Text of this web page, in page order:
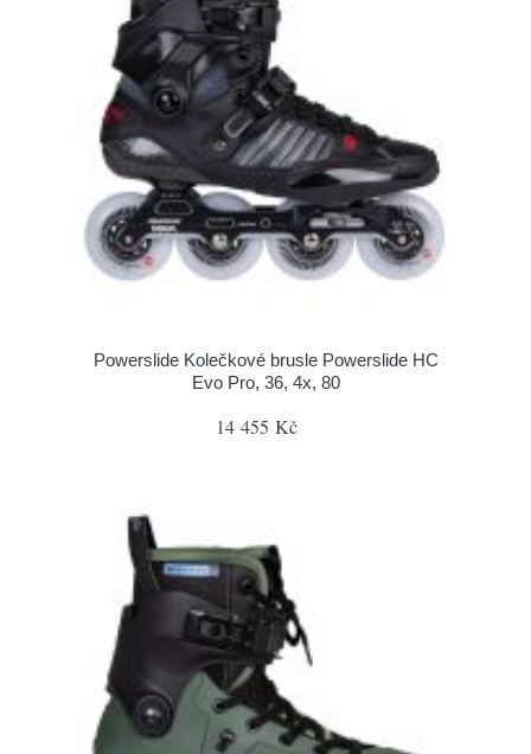
Powerslide Kolečkové brusle Powerslide HC
Evo Pro, 36, 4x, 80
14 455 Kč